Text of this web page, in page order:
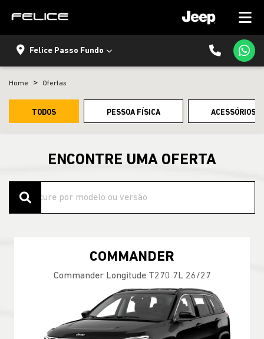
Felice Passo Fundo
Home Ofertas
TODOS PESSOA FÍSICA ACESSÓRIOS
ENCONTRE UMA OFERTA
COMMANDER
Commander Longitude T270 7L 26/27